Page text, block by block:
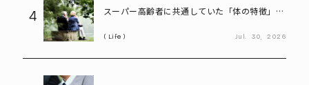
4
スーパー高齢者に共通していた「体の特徴」と
Life Jul. 30, 2026